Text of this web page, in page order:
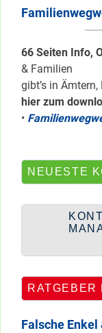
66 Seiten Info,
& Familien
gibt’s in
hier zum
•
NEUESTE
RATGEBER
Falsche